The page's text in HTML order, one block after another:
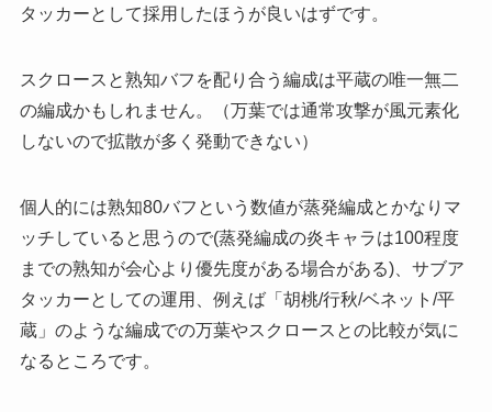
タッカーとして採用したほうが良いはずです。
スクロースと熟知バフを配り合う編成は平蔵の唯一無二
の編成かもしれません。（万葉では通常攻撃が風元素化
しないので拡散が多く発動できない）
個人的には熟知80バフという数値が蒸発編成とかなりマ
ッチしていると思うので(蒸発編成の炎キャラは100程度
までの熟知が会心より優先度がある場合がある)、サブア
タッカーとしての運用、例えば「胡桃/行秋/ベネット/平
蔵」のような編成での万葉やスクロースとの比較が気に
なるところです。